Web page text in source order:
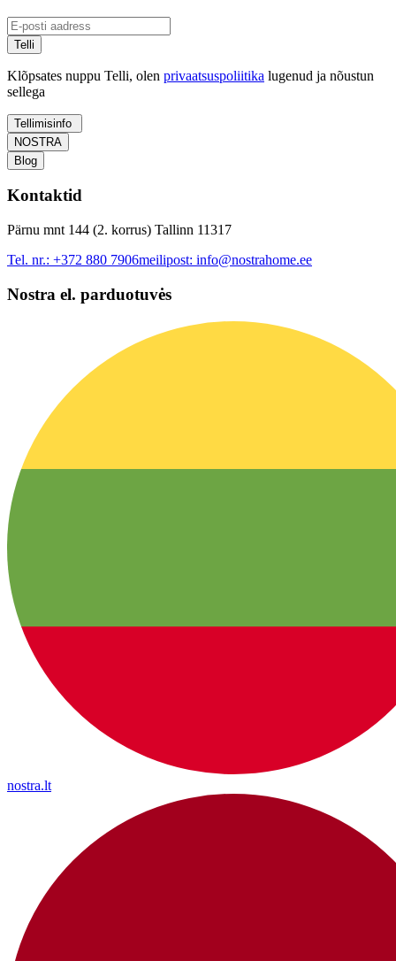
Telli
Klõpsates nuppu Telli, olen privaatsuspoliitika lugenud ja nõustun
sellega
Tellimisinfo
NOSTRA
Blog
Kontaktid
Pärnu mnt 144 (2. korrus) Tallinn 11317
Tel. nr.: +372 880 7906meilipost: info@nostrahome.ee
Nostra el. parduotuvės
nostra.lt